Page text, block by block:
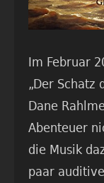
Im Februar
„Der Schatz
Dane
Abenteuer
die Musik
paar